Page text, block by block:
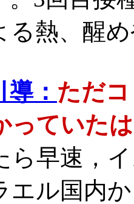
る熱、醒
導： ただ
っていた
ら早速，
エル国内